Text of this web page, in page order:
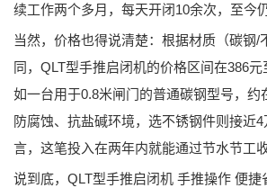
续工作两个多月，每天开闭10余次，至今
当然，价格也得说清楚：根据材质（碳钢/
同， QLT型手推启闭机的价格区间在386
如一台用于0.8米闸门的普通碳钢型号，约
防腐蚀、抗盐碱环境，选不锈钢件则接近
言，这笔投入在两年内就能通过节水节工收
说到底， QLT型手推启闭机 手推操作 便捷